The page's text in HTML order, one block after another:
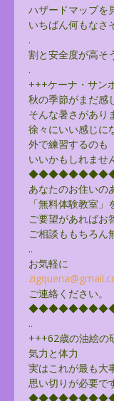
ハザードマップを
いちばん何もなさ
.
割と安全度が高そ
.
+++ケーナ・サン
秋の季節がまだ感
そんな暑さがあり
徐々にいい感じに
外で練習するのも
いいかもしれませ
あなたのお住いの
「無料体験教室
ご要望があればお
ご相談ももちろん
..
お気軽に
ご連絡ください。
..
+++62歳の油絵の
気力と体力
実はこれが最も大
思い切りが必要で